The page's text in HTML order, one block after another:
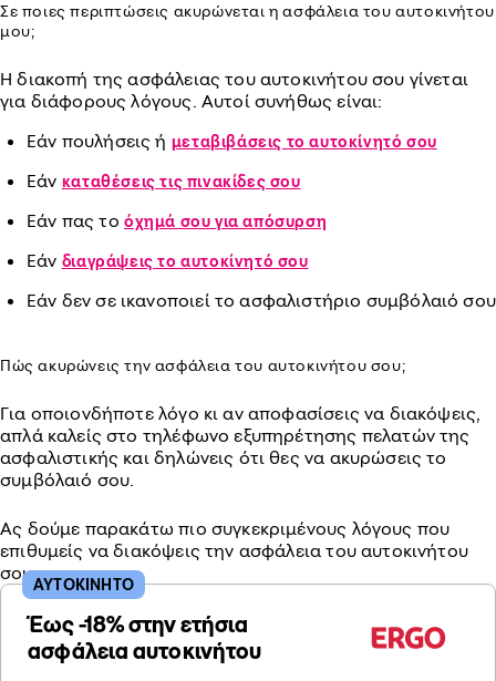
Σε ποιες περιπτώσεις ακυρώνεται η ασφάλεια του αυτοκινήτου
μου;
Η διακοπή της ασφάλειας του αυτοκινήτου σου γίνεται
για διάφορους λόγους. Αυτοί συνήθως είναι:
Εάν πουλήσεις ή μεταβιβάσεις το αυτοκίνητό σου
Εάν καταθέσεις τις πινακίδες σου
Εάν πας το όχημά σου για απόσυρση
Εάν διαγράψεις το αυτοκίνητό σου
Εάν δεν σε ικανοποιεί το ασφαλιστήριο συμβόλαιό σου
Πώς ακυρώνεις την ασφάλεια του αυτοκινήτου σου;
Για οποιονδήποτε λόγο κι αν αποφασίσεις να διακόψεις,
απλά καλείς στο τηλέφωνο εξυπηρέτησης πελατών της
ασφαλιστικής και δηλώνεις ότι θες να ακυρώσεις το
συμβόλαιό σου.
Ας δούμε παρακάτω πιο συγκεκριμένους λόγους που
επιθυμείς να διακόψεις την ασφάλεια του αυτοκινήτου
σου.
Έως -18% στην ετήσια
ασφάλεια αυτοκινήτου
ΑΥΤΟΚΙΝΗΤΟ